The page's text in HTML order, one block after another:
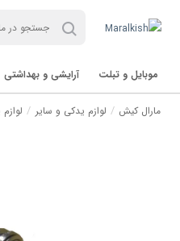
موبایل و تبلت آرایشی و بهداشتی
مارال کیش لوازم یدکی و سایر